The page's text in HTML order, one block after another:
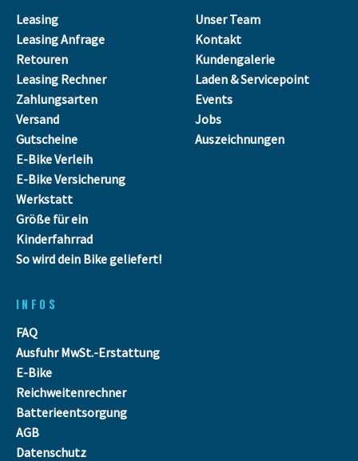
Leasing
Leasing Anfrage
Retouren
Leasing Rechner
Zahlungsarten
Versand
Gutscheine
E-Bike Verleih
E-Bike Versicherung
Werkstatt
Größe für ein
Kinderfahrrad
So wird dein Bike geliefert!
Unser Team
Kontakt
Kundengalerie
Laden & Servicepoint
Events
Jobs
Auszeichnungen
INFOS
FAQ
Ausfuhr MwSt.-Erstattung
E-Bike
Reichweitenrechner
Batterieentsorgung
AGB
Datenschutz